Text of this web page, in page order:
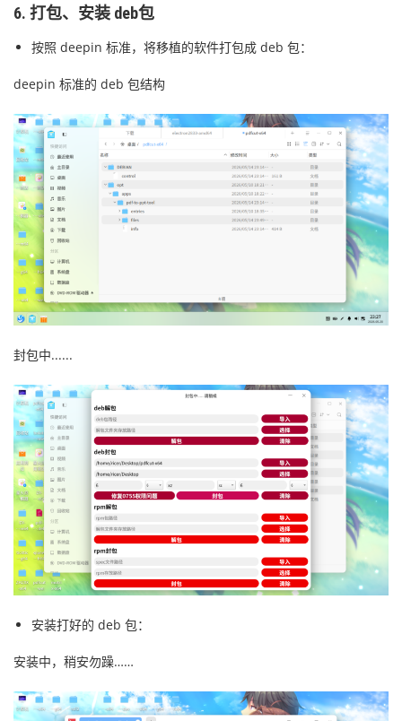
6. 打包、安装 deb包
按照 deepin 标准，将移植的软件打包成 deb 包：
deepin 标准的 deb 包结构
封包中......
安装打好的 deb 包：
安装中，稍安勿躁……